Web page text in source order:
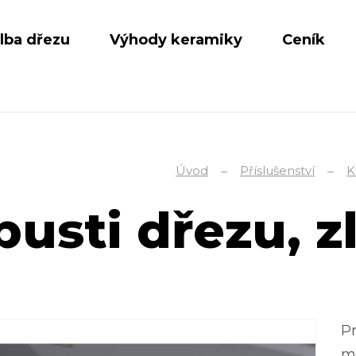
dřezu Výhody keramiky Ceník
Úvod Příslušenství
dřezu,